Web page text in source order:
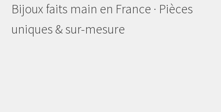
Bijoux faits main en France · Pièces
uniques & sur-mesure